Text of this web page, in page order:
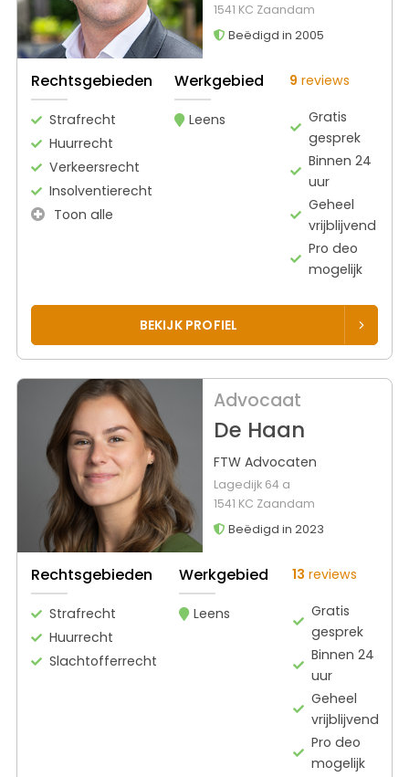
1541 KC Zaandam
Beëdigd in 2005
Rechtsgebieden
Strafrecht
Huurrecht
Verkeersrecht
Insolventierecht
Toon alle
Werkgebied
Leens
9 reviews
Gratis
gesprek
Binnen 24
uur
Geheel
vrijblijvend
Pro deo
mogelijk
BEKIJK PROFIEL
Advocaat
De Haan
FTW Advocaten
Lagedijk 64 a
1541 KC Zaandam
Beëdigd in 2023
Rechtsgebieden
Strafrecht
Huurrecht
Slachtofferrecht
Werkgebied
Leens
13 reviews
Gratis
gesprek
Binnen 24
uur
Geheel
vrijblijvend
Pro deo
mogelijk